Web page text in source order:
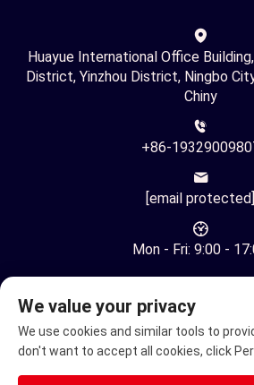
Huayue International Office
District, Yinzhou District, Ningbo
Chiny
+86-
[email protected]
Mon - Fri: 9:00 -
We value your privacy
We use cookies and similar tools to
don't want to accept all cookies, click